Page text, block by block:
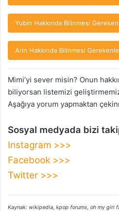
Yubin Hakkında Bilinmesi
Arin Hakkında Bilinmesi
Mimi’yi sever misin? Onun
biliyorsan listemizi
Aşağıya yorum yapmaktan
Sosyal medyada bizi
Instagram >>>
Facebook >>>
Twitter >>>
Kaynak: wikipedia, kpop forums, oh my girl